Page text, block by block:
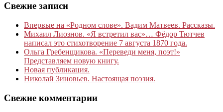
Свежие записи
Впервые на «Родном слове». Вадим Матвеев. Рассказы.
Михаил Лиознов. «Я встретил вас»… Фёдор Тютчев
написал это стихотворение 7 августа 1870 года.
Ольга Гребенщикова. «Переведи меня, поэт!»
Представляем новую книгу.
Новая публикация.
Николай Зиновьев. Настоящая поэзия.
Свежие комментарии